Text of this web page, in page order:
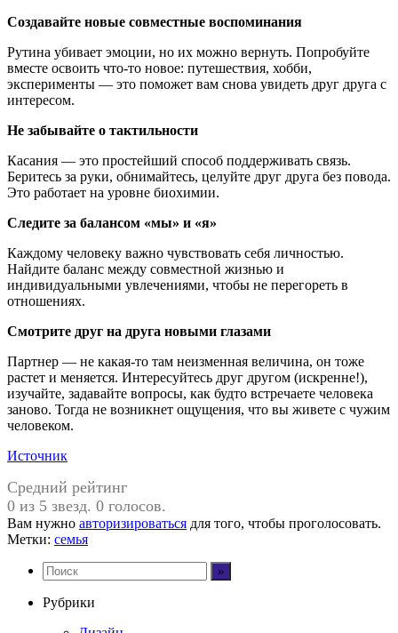
Создавайте новые совместные воспоминания
Рутина убивает эмоции, но их можно вернуть. Попробуйте
вместе освоить что-то новое: путешествия, хобби,
эксперименты — это поможет вам снова увидеть друг друга с
интересом.
Не забывайте о тактильности
Касания — это простейший способ поддерживать связь.
Беритесь за руки, обнимайтесь, целуйте друг друга без повода.
Это работает на уровне биохимии.
Следите за балансом «мы» и «я»
Каждому человеку важно чувствовать себя личностью.
Найдите баланс между совместной жизнью и
индивидуальными увлечениями, чтобы не перегореть в
отношениях.
Смотрите друг на друга новыми глазами
Партнер — не какая-то там неизменная величина, он тоже
растет и меняется. Интересуйтесь друг другом (искренне!),
изучайте, задавайте вопросы, как будто встречаете человека
заново. Тогда не возникнет ощущения, что вы живете с чужим
человеком.
Источник
Средний рейтинг
0 из 5 звезд. 0 голосов.
Вам нужно авторизироваться для того, чтобы проголосовать.
Метки: семья
Рубрики